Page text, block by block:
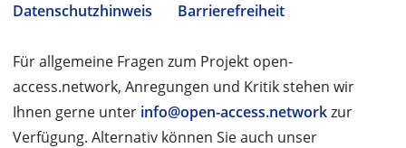
Datenschutzhinweis
Barrierefreiheit
Für allgemeine Fragen zum Projekt open-
access.network, Anregungen und Kritik stehen wir
Ihnen gerne unter info@open-access.networkzur
Verfügung. Alternativ können Sie auch unser